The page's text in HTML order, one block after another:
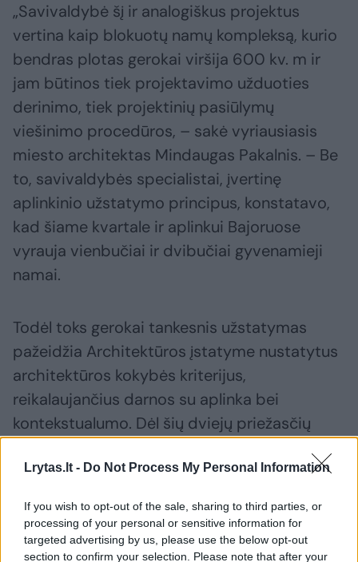
Lrytas.lt - Do Not Process My Personal Information
If you wish to opt-out of the sale, sharing to third parties, or
processing of your personal or sensitive information for
targeted advertising by us, please use the below opt-out
section to confirm your selection. Please note that after your
„Savivaldybė šį ir analogiškus projektus
vertina kaip blokuotų namų kompleksą, kurio
bendras plotas gerokai viršija 600 kv. m ir
jam būtinos tiek projektavimo užduoties
derinimo, tiek projektinių pasiūlymų
viešinimo procedūros, – sakė vyriausiasis
miesto architektas Mindaugas Pakalnis. – Be
to, savivaldybės specialistai, įvertinę
aplinkinio užstatymo principus, konstatavo,
kad šiame kvartale ir aplinkui Bajoruose
vyrauja vienbučiai ir dvibučiai gyvenamieji
namai.
Todėl toks gerokai tankesnis užstatymas
pažeidžia Architektūros įstatyme nustatytus
architektūros kokybės kriterijus,
reikalaujančius darnos su aplinka bei
kontekstualumo. Dėl šių dviejų priežasčių
leidimą šiam projektui. Be to, mes labai
problemai, kylančiai dėl statybos techninio
reglamento spragų – mes vis dar stokojame